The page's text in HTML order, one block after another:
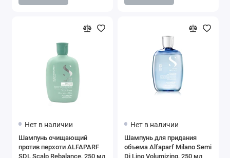
Нет в наличии
Шампунь очищающий
против перхоти ALFAPARF
SDL Scalp Rebalance, 250 мл
Нет в наличии
Шампунь для придания
объема Alfaparf Milano Semi
Di Lino Volumizing, 250 мл